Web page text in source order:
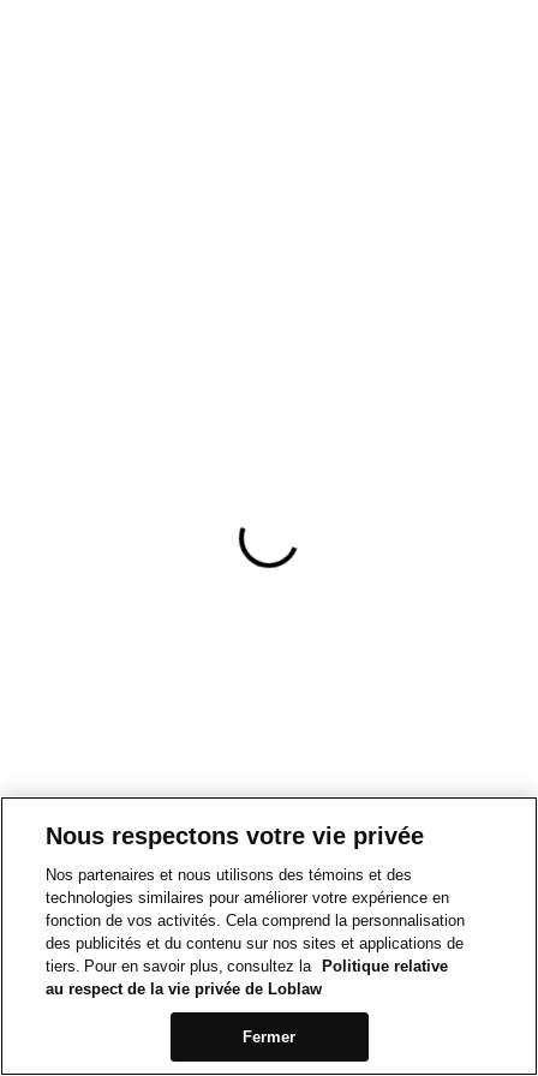
Nous respectons votre vie privée
Nos partenaires et nous utilisons des témoins et des
technologies similaires pour améliorer votre expérience en
fonction de vos activités. Cela comprend la personnalisation
des publicités et du contenu sur nos sites et applications de
tiers. Pour en savoir plus, consultez la
Politique relative
au respect de la vie privée de Loblaw
Fermer